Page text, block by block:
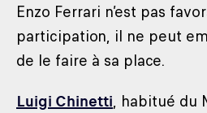
Enzo Ferrari n’est pas
participation, il ne peut
de le faire à sa place.
Luigi Chinetti, habitué du